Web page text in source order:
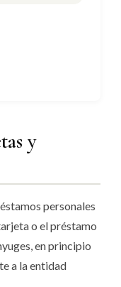
y
personales
o el préstamo
en principio
a la entidad